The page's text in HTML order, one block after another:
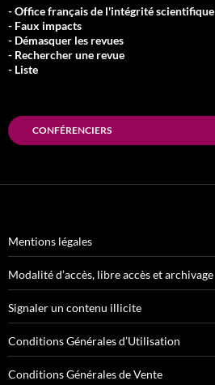
- Office français de l'intégrité scientifique
- Faux impacts
- Démasquer les revues
- Rechercher une revue
- Liste
CONFÉRENCIERS
Mentions légales
Modalité d’accès, libre accès et archivage
Signaler un contenu illicite
Conditions Générales d’Utilisation
Conditions Générales de Vente